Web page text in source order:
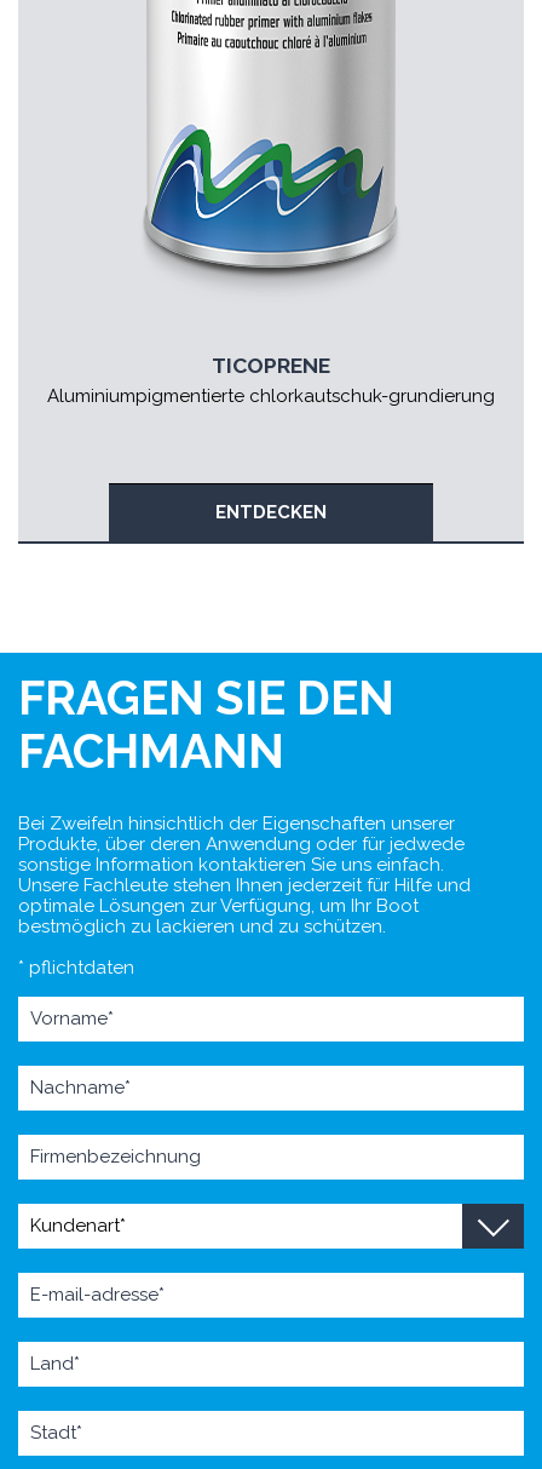
TICOPRENE
Aluminiumpigmentierte chlorkautschuk-grundierung
ENTDECKEN
FRAGEN SIE DEN
FACHMANN
Bei Zweifeln hinsichtlich der Eigenschaften unserer
Produkte, über deren Anwendung oder für jedwede
sonstige Information kontaktieren Sie uns einfach.
Unsere Fachleute stehen Ihnen jederzeit für Hilfe und
optimale Lösungen zur Verfügung, um Ihr Boot
bestmöglich zu lackieren und zu schützen.
* pflichtdaten